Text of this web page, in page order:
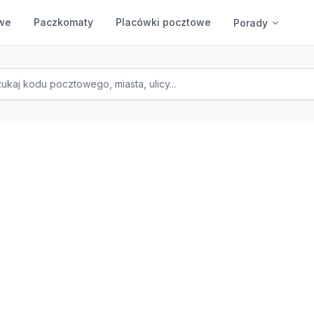
Paczkomaty Placówki pocztowe Porady